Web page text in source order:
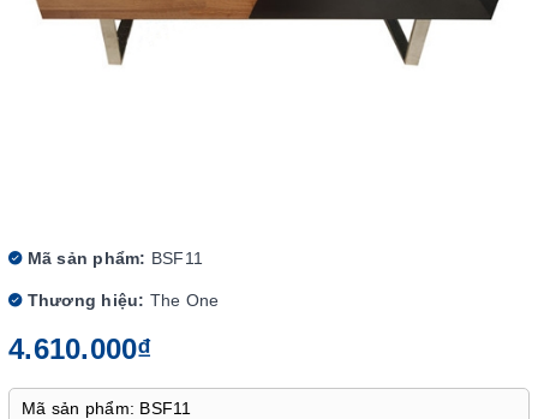
Mã sản phẩm: BSF11
Thương hiệu: The One
4.610.000₫
Mã sản phẩm: BSF11